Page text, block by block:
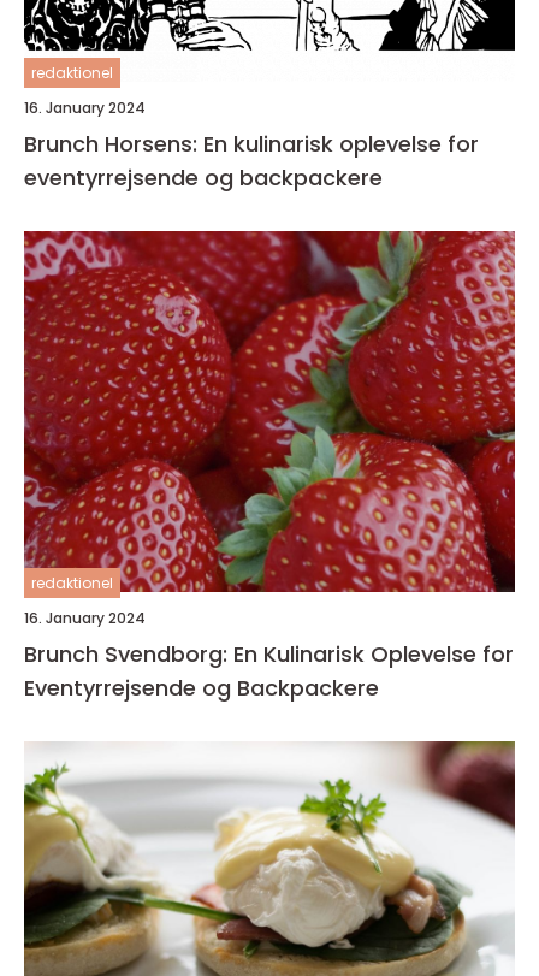
redaktionel
16. January 2024
Brunch Horsens: En kulinarisk oplevelse for
eventyrrejsende og backpackere
redaktionel
16. January 2024
Brunch Svendborg: En Kulinarisk Oplevelse for
Eventyrrejsende og Backpackere